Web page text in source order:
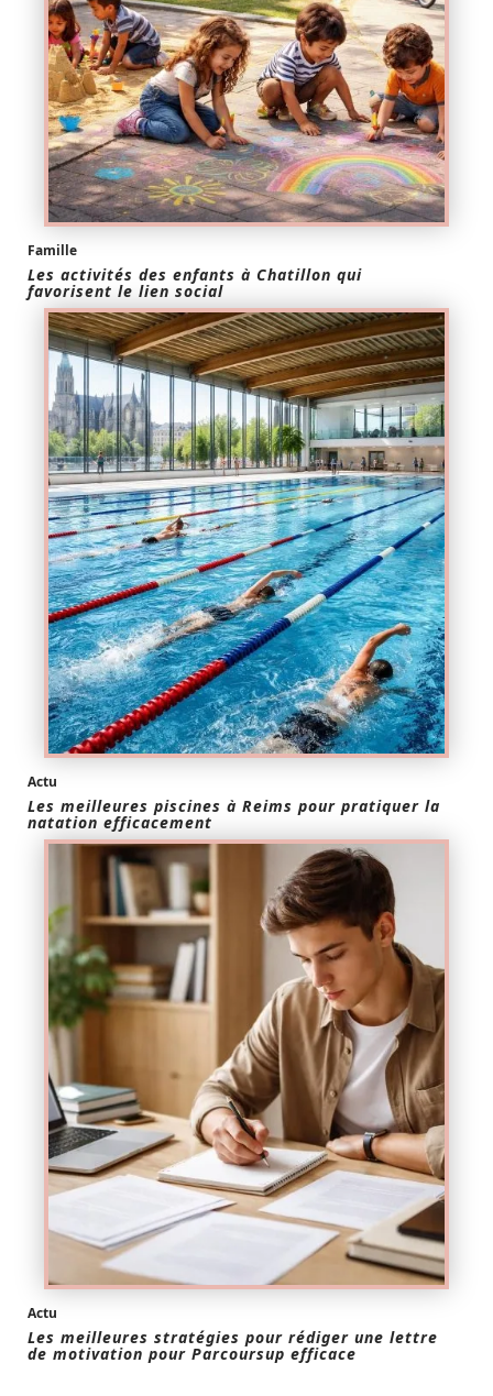
Famille
Les activités des enfants à Chatillon qui
favorisent le lien social
Actu
Les meilleures piscines à Reims pour pratiquer la
natation efficacement
Actu
Les meilleures stratégies pour rédiger une lettre
de motivation pour Parcoursup efficace